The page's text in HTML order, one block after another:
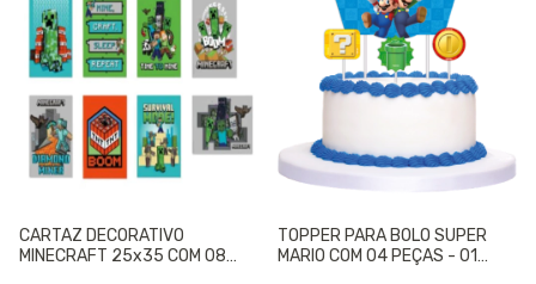
CARTAZ DECORATIVO
MINECRAFT 25x35 COM 08
TOPPER PARA BOLO SUPER
MARIO COM 04 PEÇAS - 01